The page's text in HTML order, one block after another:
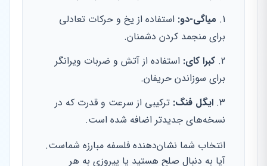
میاگی-دو: استفاده از یخ و حرکات تعادلی
برای منجمد کردن دشمنان.
کبرا کای: استفاده از آتش و ضربات ویرانگر
برای سوزاندن حریفان.
ایگل فنگ: ترکیبی از سرعت و قدرت که در
نسخه‌های جدیدتر اضافه شده است.
انتخاب شما نشان‌دهنده فلسفه مبارزه شماست.
آیا به دنبال صلح هستید یا پیروزی به هر